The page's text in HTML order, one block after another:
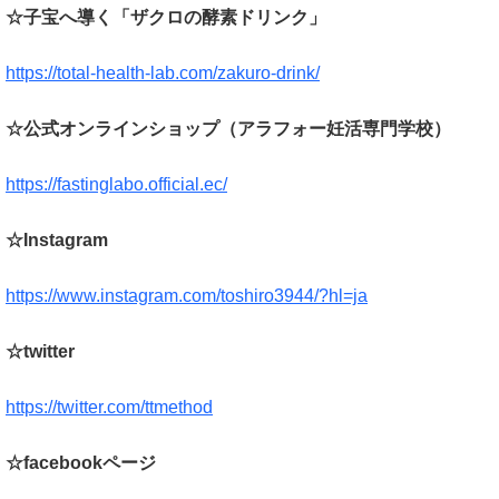
☆子宝へ導く「ザクロの酵素ドリンク」
https://total-health-lab.com/zakuro-drink/
☆公式オンラインショップ（アラフォー妊活専門学校）
https://fastinglabo.official.ec/
☆Instagram
https://www.instagram.com/toshiro3944/?hl=ja
☆twitter
https://twitter.com/ttmethod
☆facebookページ